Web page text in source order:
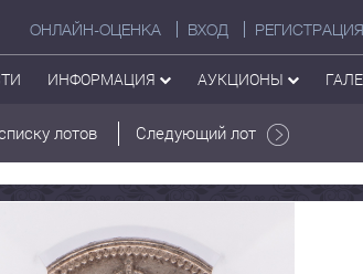
ОНЛАЙН-ОЦЕНКА ВХОД РЕГИСТРАЦИЯ
ИНФОРМАЦИЯ АУКЦИОНЫ
лотов Следующий лот